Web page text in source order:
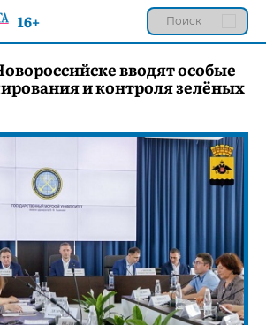
вводят особые
и контроля зелёных
16+